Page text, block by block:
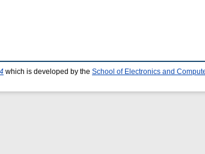
which is developed by the School of Electronics and